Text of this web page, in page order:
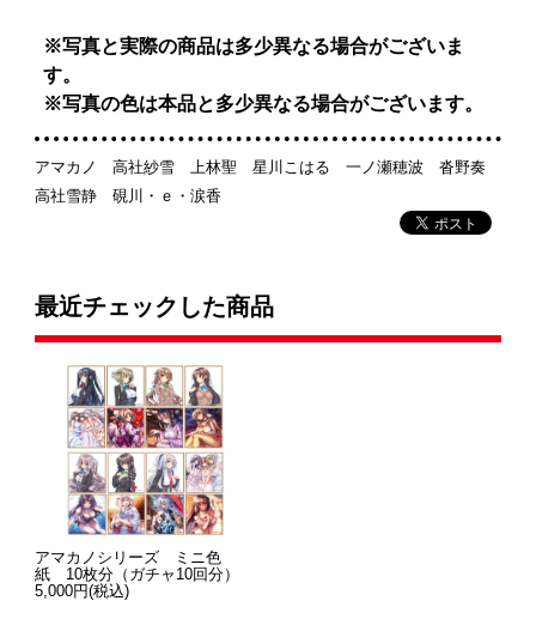
※写真と実際の商品は多少異なる場合がございま
す。
※写真の色は本品と多少異なる場合がございます。
アマカノ 高社紗雪 上林聖 星川こはる 一ノ瀬穂波 沓野奏
高社雪静 硯川・ｅ・涙香
最近チェックした商品
アマカノシリーズ ミニ色
紙 10枚分（ガチャ10回分）
5,000円(税込)